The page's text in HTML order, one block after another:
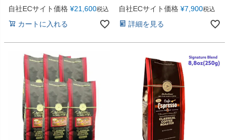
自社ECサイト価格 ¥21,600税込
カートに入れる
自社ECサイト価格 ¥7,900税込
詳細を見る